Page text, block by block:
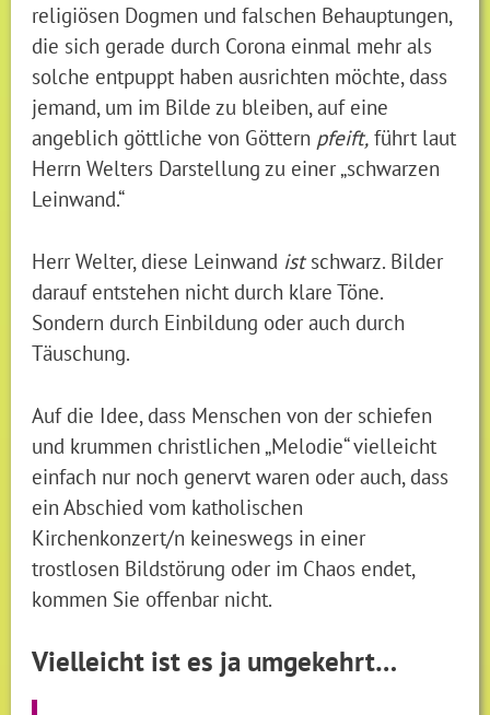
religiösen Dogmen und falschen Behauptungen,
die sich gerade durch Corona einmal mehr als
solche entpuppt haben ausrichten möchte, dass
jemand, um im Bilde zu bleiben, auf eine
angeblich göttliche von Göttern pfeift, führt laut
Herrn Welters Darstellung zu einer „schwarzen
Leinwand.“
Herr Welter, diese Leinwand istschwarz. Bilder
darauf entstehen nicht durch klare Töne.
Sondern durch Einbildung oder auch durch
Täuschung.
Auf die Idee, dass Menschen von der schiefen
und krummen christlichen „Melodie“ vielleicht
einfach nur noch genervt waren oder auch, dass
ein Abschied vom katholischen
Kirchenkonzert/n keineswegs in einer
trostlosen Bildstörung oder im Chaos endet,
kommen Sie offenbar nicht.
Vielleicht ist es ja umgekehrt…